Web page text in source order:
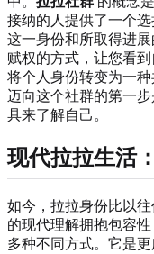
接纳的人提供了一个
这一身份和所取得进
赋权的方式，让您看
将个人身份转变为一
迈向这个社群的第一
具来了解自己。
现代拉拉生活
如今，拉拉身份比以
的现代理解拥抱包容
多种不同方式。它是